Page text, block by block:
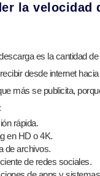
la velocidad
es la cantidad
desde internet
más se publicita,
rápida.
en HD o 4K.
de archivos.
de redes sociales.